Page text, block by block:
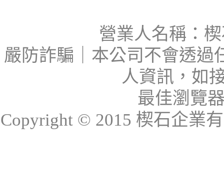
營業人名稱：
嚴防詐騙｜本公司不會透過
人資訊，如
最佳瀏覽
Copyright © 2015 楔石企業